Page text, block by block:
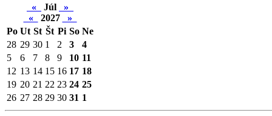
« Júl
»
«
2027
»
Po Ut St Št Pi So Ne
28 29 30 1 2 3
4
5
6 7 8 9 10 11
12 13 14 15 16 17 18
19 20 21 22 23 24 25
26 27 28 29 30 31 1